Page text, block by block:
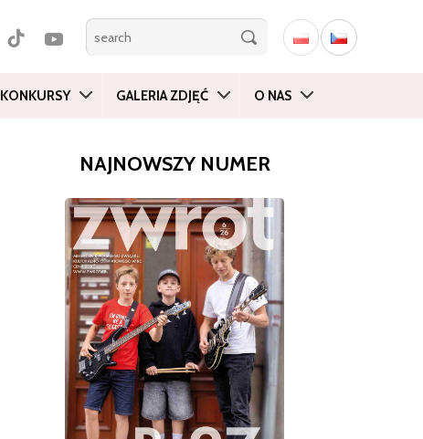
KONKURSY GALERIA ZDJĘĆ O NAS
NAJNOWSZY NUMER